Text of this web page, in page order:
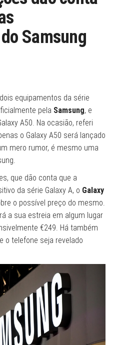
Samsung
equipamentos da série
pela Samsung, e
A50. Na ocasião, referi
o Galaxy A50 será lançado
mero rumor, é mesmo uma
que dão conta que a
da série Galaxy A, o Galaxy
o possível preço do mesmo.
a sua estreia em algum lugar
€249. Há também
o telefone seja revelado